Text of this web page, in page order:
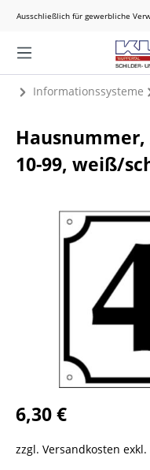
Ausschließlich für gewerbliche
Informationssysteme
10-99, weiß/
6,30 €
zzgl. Versandkosten exkl.